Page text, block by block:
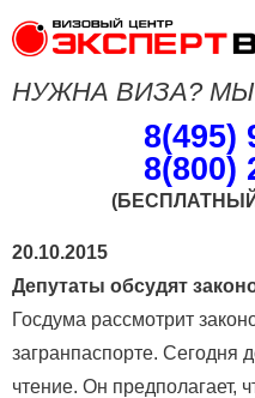
НУЖНА ВИЗА?
8(495)
8(800)
20.10.2015
Депутаты обсудят
Госдума рассмотрит
загранпаспорте. Сегодня
чтение. Он предполагает,